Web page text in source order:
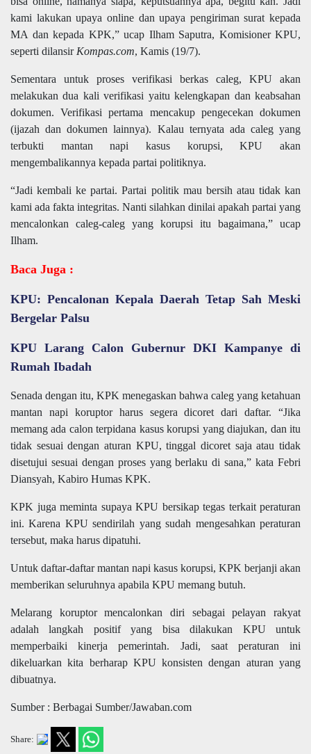
kami lakukan upaya online dan upaya pengiriman surat kepada
MA dan kepada KPK,” ucap Ilham Saputra, Komisioner KPU,
seperti dilansir Kompas.com, Kamis (19/7).
Sementara untuk proses verifikasi berkas caleg, KPU akan
melakukan dua kali verifikasi yaitu kelengkapan dan keabsahan
dokumen. Verifikasi pertama mencakup pengecekan dokumen
(ijazah dan dokumen lainnya). Kalau ternyata ada caleg yang
terbukti mantan napi kasus korupsi, KPU akan
mengembalikannya kepada partai politiknya.
“Jadi kembali ke partai. Partai politik mau bersih atau tidak kan
kami ada fakta integritas. Nanti silahkan dinilai apakah partai yang
mencalonkan caleg-caleg yang korupsi itu bagaimana,” ucap
Ilham.
Baca Juga :
KPU: Pencalonan Kepala Daerah Tetap Sah Meski
Bergelar Palsu
KPU Larang Calon Gubernur DKI Kampanye di
Rumah Ibadah
Senada dengan itu, KPK menegaskan bahwa caleg yang ketahuan
mantan napi koruptor harus segera dicoret dari daftar. “Jika
memang ada calon terpidana kasus korupsi yang diajukan, dan itu
tidak sesuai dengan aturan KPU, tinggal dicoret saja atau tidak
disetujui sesuai dengan proses yang berlaku di sana,” kata Febri
Diansyah, Kabiro Humas KPK.
KPK juga meminta supaya KPU bersikap tegas terkait peraturan
ini. Karena KPU sendirilah yang sudah mengesahkan peraturan
tersebut, maka harus dipatuhi.
Untuk daftar-daftar mantan napi kasus korupsi, KPK berjanji akan
memberikan seluruhnya apabila KPU memang butuh.
Melarang koruptor mencalonkan diri sebagai pelayan rakyat
adalah langkah positif yang bisa dilakukan KPU untuk
memperbaiki kinerja pemerintah. Jadi, saat peraturan ini
dikeluarkan kita berharap KPU konsisten dengan aturan yang
dibuatnya.
Sumber : Berbagai Sumber/Jawaban.com
Share: